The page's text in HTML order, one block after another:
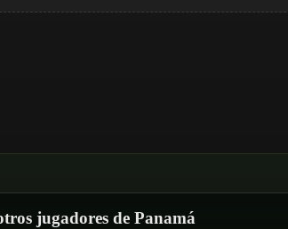
jugadores de Panamá